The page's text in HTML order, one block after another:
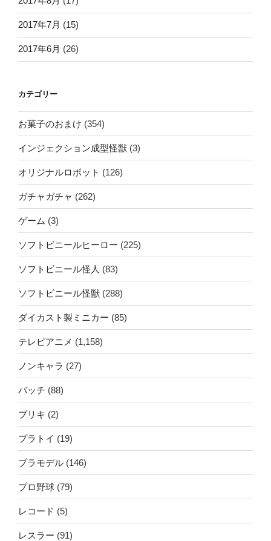
2017年7月 (15)
2017年6月 (26)
カテゴリー
お菓子のおまけ (354)
インジェクション成型怪獣 (3)
オリジナルロボット (126)
ガチャガチャ (262)
ゲーム (3)
ソフトビニールヒーロー (225)
ソフトビニール怪人 (83)
ソフトビニール怪獣 (288)
ダイカスト製ミニカー (85)
テレビアニメ (1,158)
ノンキャラ (27)
バッチ (88)
ブリキ (2)
プラトイ (19)
プラモデル (146)
プロ野球 (79)
レコード (5)
レスラー (91)